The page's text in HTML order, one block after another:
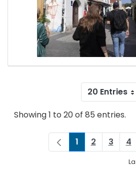
20 Entries
Showing 1 to 20 of 85 entries.
Page
1 Page
2 Page
3 4